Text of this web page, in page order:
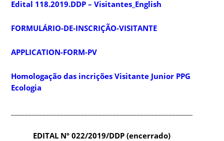
Edital 118.2019.DDP – Visitantes_English
FORMULÁRIO-DE-INSCRIÇÃO-VISITANTE
APPLICATION-FORM-PV
Homologação das incrições Visitante Junior PPG
Ecologia
EDITAL Nº 022/2019/DDP (encerrado)